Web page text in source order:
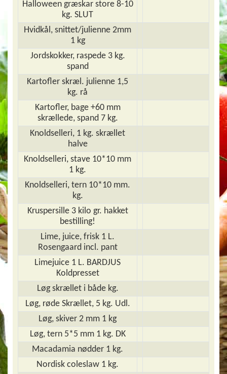
Halloween græskar store 8-10
kg. SLUT
Hvidkål, snittet/julienne 2mm
1 kg
Jordskokker, raspede 3 kg.
spand
Kartofler skræl. julienne 1,5
kg. rå
Kartofler, bage +60 mm
skrællede, spand 7 kg.
Knoldselleri, 1 kg. skrællet
halve
Knoldselleri, stave 10*10 mm
1 kg.
Knoldselleri, tern 10*10 mm.
kg.
Kruspersille 3 kilo gr. hakket
bestilling!
Lime, juice, frisk 1 L.
Rosengaard incl. pant
Limejuice 1 L. BARDJUS
Koldpresset
Løg skrællet i både kg.
Løg, røde Skrællet, 5 kg. Udl.
Løg, skiver 2 mm 1 kg
Løg, tern 5*5 mm 1 kg. DK
Macadamia nødder 1 kg.
Nordisk coleslaw 1 kg.